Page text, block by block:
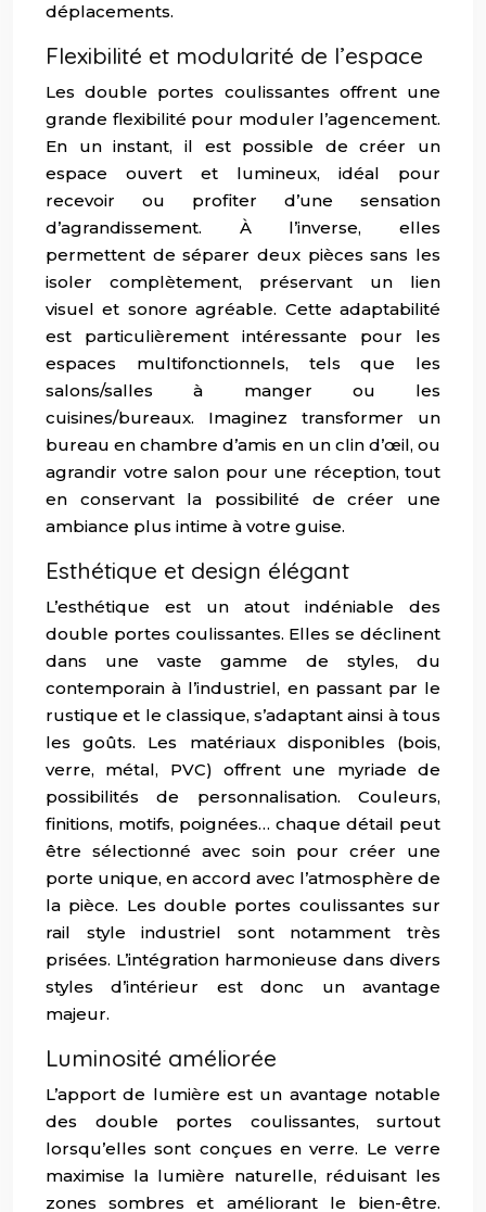
déplacements.
Flexibilité et modularité de l’espace
Les double portes coulissantes offrent une
grande flexibilité pour moduler l’agencement.
En un instant, il est possible de créer un
espace ouvert et lumineux, idéal pour
recevoir ou profiter d’une sensation
d’agrandissement. À l’inverse, elles
permettent de séparer deux pièces sans les
isoler complètement, préservant un lien
visuel et sonore agréable. Cette adaptabilité
est particulièrement intéressante pour les
espaces multifonctionnels, tels que les
salons/salles à manger ou les
cuisines/bureaux. Imaginez transformer un
bureau en chambre d’amis en un clin d’œil, ou
agrandir votre salon pour une réception, tout
en conservant la possibilité de créer une
ambiance plus intime à votre guise.
Esthétique et design élégant
L’esthétique est un atout indéniable des
double portes coulissantes. Elles se déclinent
dans une vaste gamme de styles, du
contemporain à l’industriel, en passant par le
rustique et le classique, s’adaptant ainsi à tous
les goûts. Les matériaux disponibles (bois,
verre, métal, PVC) offrent une myriade de
possibilités de personnalisation. Couleurs,
finitions, motifs, poignées… chaque détail peut
être sélectionné avec soin pour créer une
porte unique, en accord avec l’atmosphère de
la pièce. Les double portes coulissantes sur
rail style industriel sont notamment très
prisées. L’intégration harmonieuse dans divers
styles d’intérieur est donc un avantage
majeur.
Luminosité améliorée
L’apport de lumière est un avantage notable
des double portes coulissantes, surtout
lorsqu’elles sont conçues en verre. Le verre
maximise la lumière naturelle, réduisant les
zones sombres et améliorant le bien-être.